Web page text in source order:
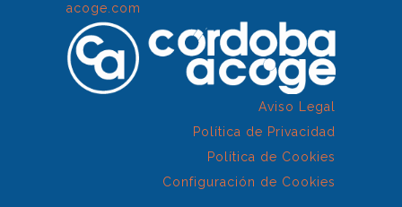
acoge.com
Aviso Legal
Política de Privacidad
Política de Cookies
Configuración de Cookies